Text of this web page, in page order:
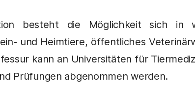
besteht die Möglichkeit sich in
und Heimtiere, öffentliches
kann an Universitäten für
Prüfungen abgenommen werden.